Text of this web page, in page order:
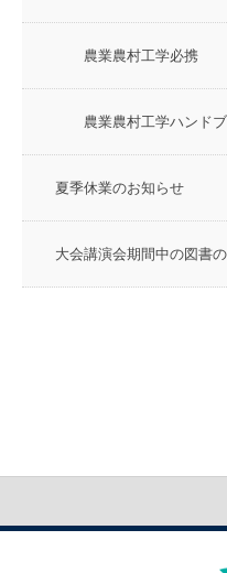
農業農村工学必携
農業農村工学ハンドブ
夏季休業のお知らせ
大会講演会期間中の図書